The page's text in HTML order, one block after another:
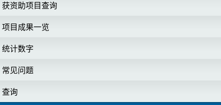
获资助项目查询
项目成果一览
统计数字
常见问题
查询